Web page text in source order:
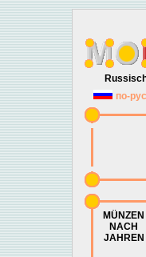
по-
MÜNZEN
NACH
JAHREN